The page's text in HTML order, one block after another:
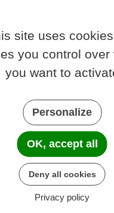
site uses
you control over
you want to
Personalize
OK, accept all
Deny all cookies
Privacy policy